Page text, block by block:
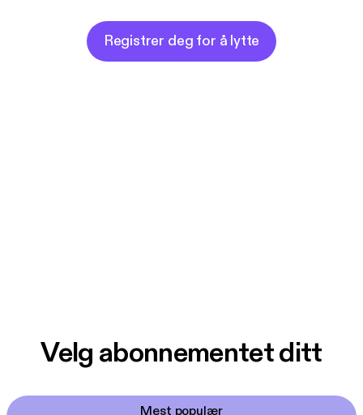
Registrer deg for å lytte
Velg abonnementet ditt
Mest populær